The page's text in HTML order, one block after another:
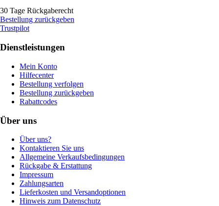
30 Tage Rückgaberecht
Bestellung zurückgeben
Trustpilot
Dienstleistungen
Mein Konto
Hilfecenter
Bestellung verfolgen
Bestellung zurückgeben
Rabattcodes
Über uns
Über uns?
Kontaktieren Sie uns
Allgemeine Verkaufsbedingungen
Rückgabe & Erstattung
Impressum
Zahlungsarten
Lieferkosten und Versandoptionen
Hinweis zum Datenschutz